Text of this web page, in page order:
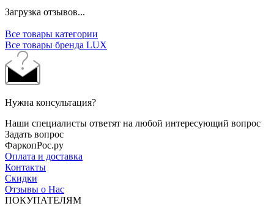
Загрузка отзывов...
Все товары категории
Все товары бренда LUX
Нужна консультация?
Наши специалисты ответят на любой интересующий вопрос
Задать вопрос
ФаркопРос.ру
Оплата и доставка
Контакты
Скидки
Отзывы о Нас
ПОКУПАТЕЛЯМ